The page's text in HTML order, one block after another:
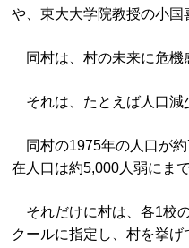
や、東大大学院教授の小国
同村は、村の未来に危機
それは、たとえば人口減
同村の1975年の人口が約
在人口は約5,000人弱にま
それだけに村は、各1校
クールに指定し、村を挙